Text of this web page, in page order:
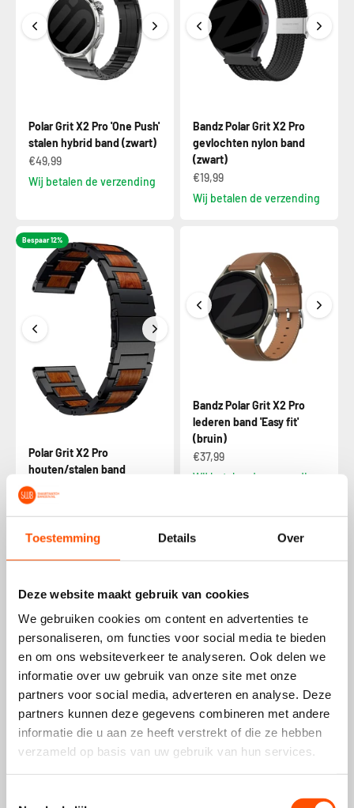
Toestemming Details Over
Deze website maakt gebruik van cookies
We gebruiken cookies om content en advertenties te
personaliseren, om functies voor social media te bieden
en om ons websiteverkeer te analyseren. Ook delen we
informatie over uw gebruik van onze site met onze
partners voor social media, adverteren en analyse. Deze
partners kunnen deze gegevens combineren met andere
informatie die u aan ze heeft verstrekt of die ze hebben
verzameld op basis van uw gebruik van hun services.
Polar Grit X2 Pro 'One Push'
stalen hybrid band (zwart)
€49,99
Wij betalen de verzending
Bandz Polar Grit X2 Pro
gevlochten nylon band
(zwart)
€19,99
Wij betalen de verzending
Bespaar 12%
Polar Grit X2 Pro
houten/stalen band
(zwart)
€45,99
Bandz Polar Grit X2 Pro
lederen band 'Easy fit'
(bruin)
€37,99
Wij betalen de verzending
Polar Grit X2 Pro mecha
sport band (groen/zwart)
Bandz Polar Grit X2 Pro
lederen band 'Deluxe'
Wij betalen de verzending